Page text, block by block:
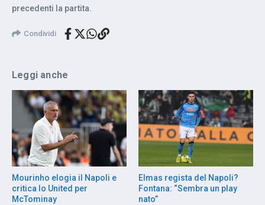
precedenti la partita.
Condividi
Leggi anche
Mourinho elogia il Napoli e
critica lo United per
McTominay
Elmas regista del Napoli?
Fontana: “Sembra un play
nato”